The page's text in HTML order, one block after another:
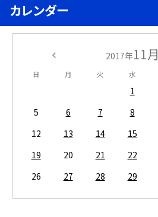
カレンダー
2017年11月
日 月 火 水
1
5
6 7 8
12
13 14 15
19
20 21 22
26
27 28 29